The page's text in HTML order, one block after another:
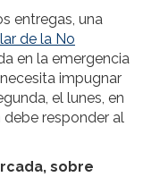
entregas, una
de la No
en la emergencia
impugnar
el lunes, en
responder al
sobre